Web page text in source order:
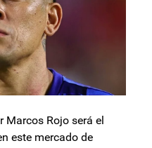
Marcos Rojo será el
este mercado de